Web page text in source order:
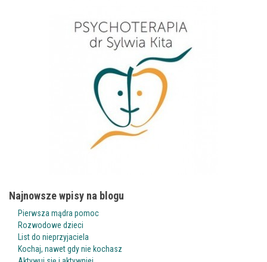
Najnowsze wpisy na blogu
Pierwsza mądra pomoc
Rozwodowe dzieci
List do nieprzyjaciela
Kochaj, nawet gdy nie kochasz